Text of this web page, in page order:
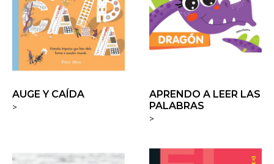
AUGE Y CAÍDA
>
APRENDO A LEER LAS
PALABRAS
>